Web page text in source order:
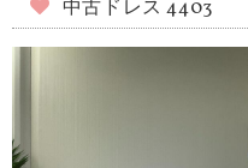
中古ドレス 4403